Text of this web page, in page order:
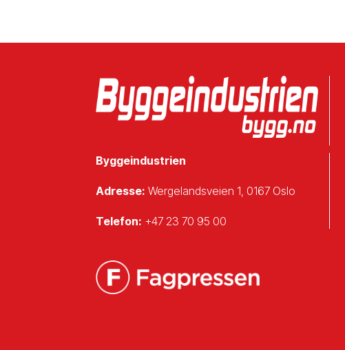
Byggeindustrien
Adresse: Wergelandsveien 1, 0167 Oslo
Telefon: +47 23 70 95 00